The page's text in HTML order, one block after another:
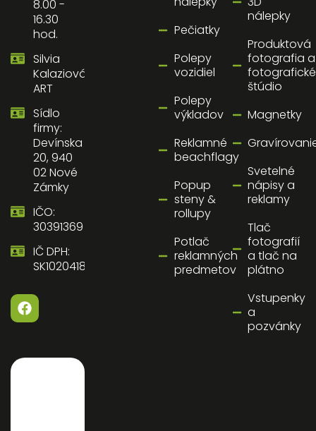
8.00 -
16.30
hod.
Silvia
Kalaziová
ART
Sídlo
firmy:
Devínska
20, 940
02 Nové
Zámky
IČO:
30391369
IČ DPH:
SK1020418058
Pečiatky
Polepy
vozidiel
Polepy
výkladov
Reklamné
beachflagy
Popup
steny &
rollupy
Potlač
reklamných
predmetov
nálepky
Produktová
fotografia a
fotografické
štúdio
Magnetky
Svetelné
nápisy a
reklamy
Tlač
fotografií
a tlač na
plátno
Vstupenky
a
pozvánky